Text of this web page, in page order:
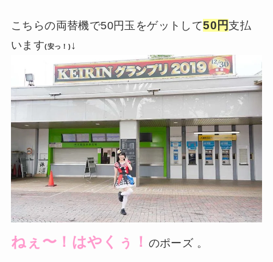
こちらの両替機で50円玉をゲットして50円支払
います(安っ！) ↓
ねぇ〜！はやくぅ！ のポーズ 。